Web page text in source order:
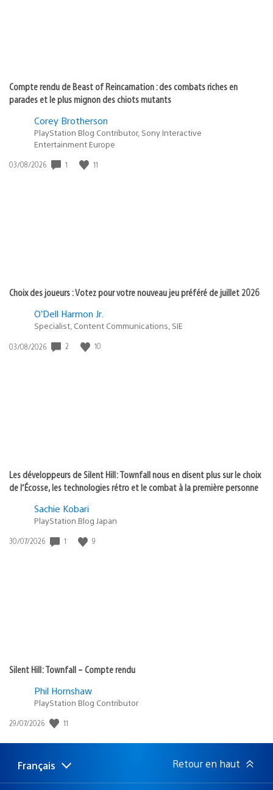
Compte rendu de Beast of Reincarnation : des combats riches en
parades et le plus mignon des chiots mutants
Corey Brotherson
PlayStation Blog Contributor, Sony Interactive
Entertainment Europe
Date
03/08/2026 1 11
Choix des joueurs : Votez pour votre nouveau jeu préféré de juillet 2026
O’Dell Harmon Jr.
Specialist, Content Communications, SIE
Date
03/08/2026 2 10
Les développeurs de Silent Hill: Townfall nous en disent plus sur le choix
de l’Écosse, les technologies rétro et le combat à la première personne
Sachie Kobari
PlayStation.Blog Japan
Date
30/07/2026 1 9
Silent Hill: Townfall – Compte rendu
Phil Hornshaw
PlayStation Blog Contributor
Date
publication
29/07/2026 11
Choisir
Région
Français Retour en haut